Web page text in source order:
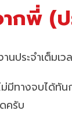
กพี่ (
ประจำเต็มเ
มีทางจบได้ทั
ครับ